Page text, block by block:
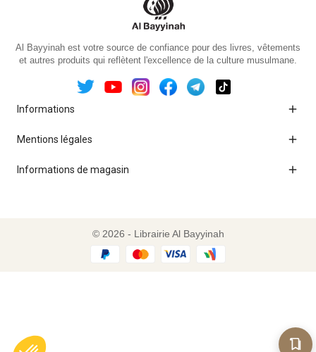
Al Bayyinah est votre source de confiance pour des livres, vêtements
et autres produits qui reflètent l'excellence de la culture musulmane.
Informations 
Mentions légales 
Informations de magasin 
© 2026 - Librairie Al Bayyinah